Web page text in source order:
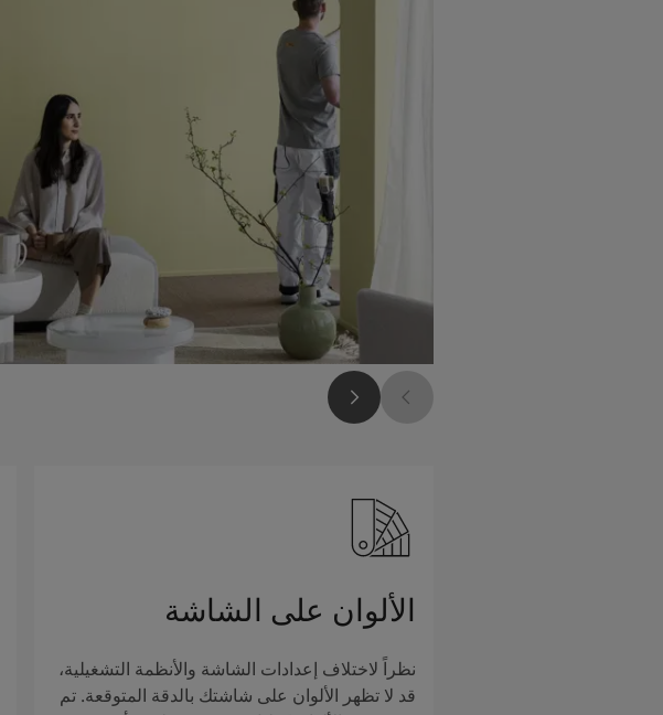
الألوان على الشاشة
نظراً لاختلاف إعدادات الشاشة والأنظمة التشغيلية،
قد لا تظهر الألوان على شاشتك بالدقة المتوقعة. تم